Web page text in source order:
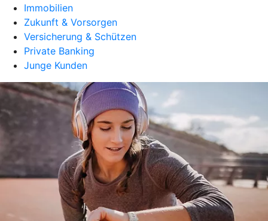
Immobilien
Zukunft & Vorsorgen
Versicherung & Schützen
Private Banking
Junge Kunden